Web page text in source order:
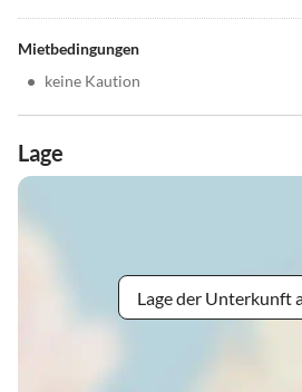
Mietbedingungen
• keine Kaution
Lage
Lage der Unterkunft